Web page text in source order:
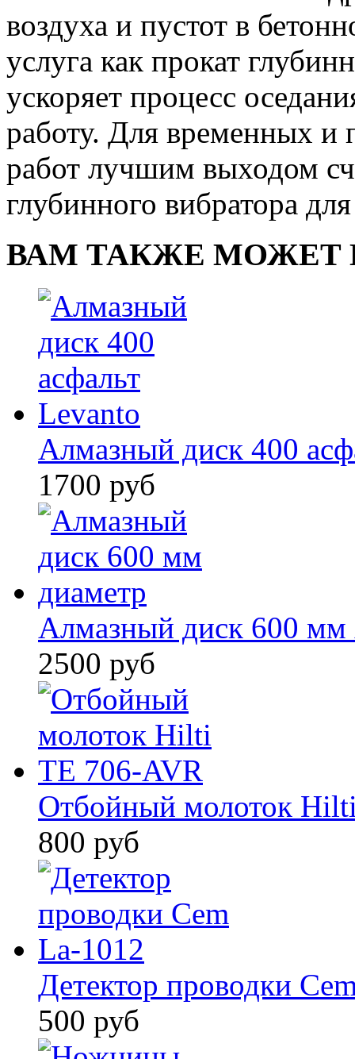
воздуха и пустот в
услуга как прокат
ускоряет процесс
работу. Для временных и
работ лучшим выходом
глубинного вибратора
ВАМ ТАКЖЕ МОЖЕТ
Алмазный диск 400
1700 руб
Алмазный диск 600 мм
2500 руб
Отбойный молоток
800 руб
Детектор проводки
500 руб